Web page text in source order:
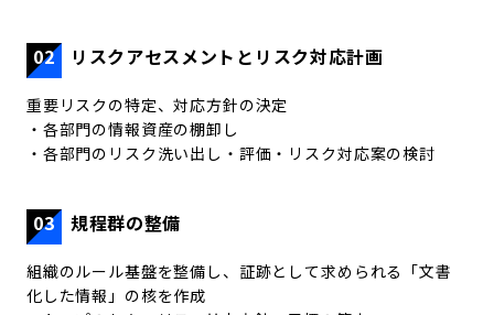
02 リスクアセスメントとリスク対応計画
重要リスクの特定、対応方針の決定
・各部門の情報資産の棚卸し
・各部門のリスク洗い出し・評価・リスク対応案の検討
03 規程群の整備
組織のルール基盤を整備し、証跡として求められる「文書
化した情報」の核を作成